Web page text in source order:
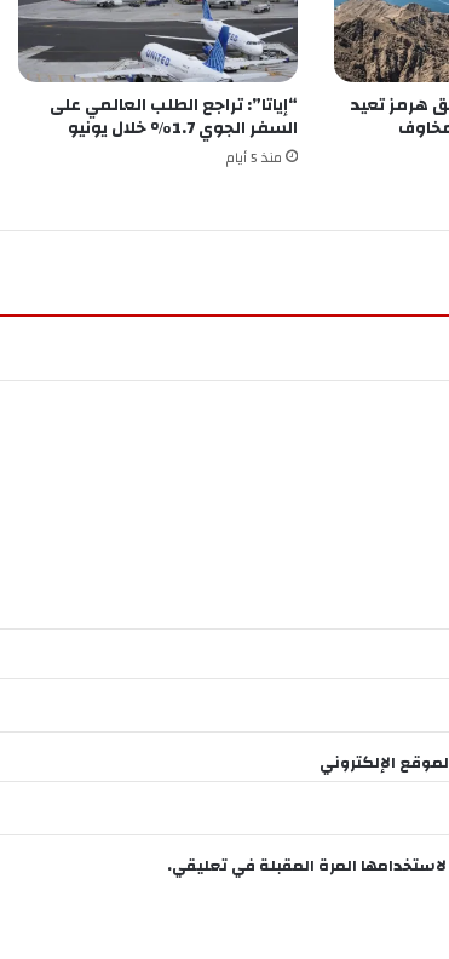
هرمز تعيد “إياتا”: تراجع الطلب العالمي على
السفر الجوي 1.7% خلال يونيو
منذ 5 أيام
الإلكتروني
المرة المقبلة في تعليقي.